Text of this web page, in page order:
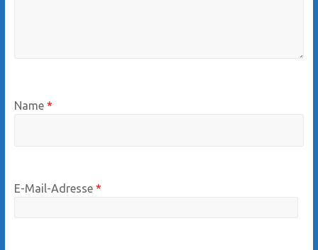
Name *
E-Mail-Adresse *